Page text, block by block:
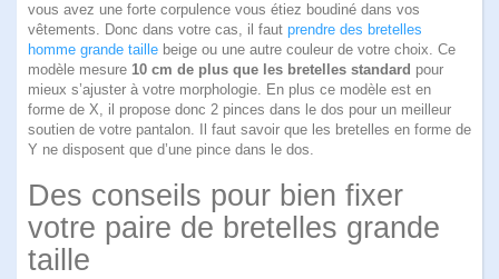
vous avez une forte corpulence vous étiez boudiné dans vos
vêtements. Donc dans votre cas, il faut prendre des bretelles
homme grande taille beige ou une autre couleur de votre choix. Ce
modèle mesure 10 cm de plus que les bretelles standard pour
mieux s’ajuster à votre morphologie. En plus ce modèle est en
forme de X, il propose donc 2 pinces dans le dos pour un meilleur
soutien de votre pantalon. Il faut savoir que les bretelles en forme de
Y ne disposent que d’une pince dans le dos.
Des conseils pour bien fixer
votre paire de bretelles grande
taille